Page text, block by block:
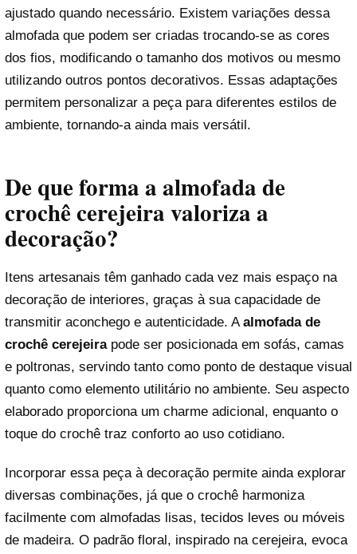
ajustado quando necessário. Existem variações dessa
almofada que podem ser criadas trocando-se as cores
dos fios, modificando o tamanho dos motivos ou mesmo
utilizando outros pontos decorativos. Essas adaptações
permitem personalizar a peça para diferentes estilos de
ambiente, tornando-a ainda mais versátil.
De que forma a almofada de
crochê cerejeira valoriza a
decoração?
Itens artesanais têm ganhado cada vez mais espaço na
decoração de interiores, graças à sua capacidade de
transmitir aconchego e autenticidade. Aalmofada de
crochê cerejeirapode ser posicionada em sofás, camas
e poltronas, servindo tanto como ponto de destaque visual
quanto como elemento utilitário no ambiente. Seu aspecto
elaborado proporciona um charme adicional, enquanto o
toque do crochê traz conforto ao uso cotidiano.
Incorporar essa peça à decoração permite ainda explorar
diversas combinações, já que o crochê harmoniza
facilmente com almofadas lisas, tecidos leves ou móveis
de madeira. O padrão floral, inspirado na cerejeira, evoca